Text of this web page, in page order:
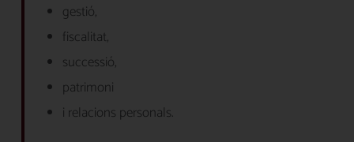
gestió,
fiscalitat,
successió,
patrimoni
i relacions personals.